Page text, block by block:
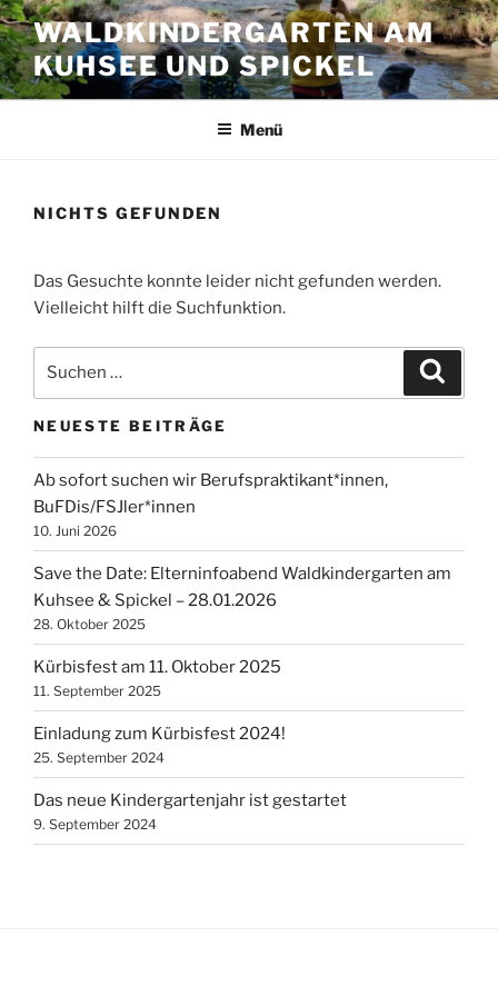
Zum
Inhalt
springen
WALDKINDERGARTEN AM
KUHSEE UND SPICKEL
Menü
NICHTS GEFUNDEN
Das Gesuchte konnte leider nicht gefunden werden.
Vielleicht hilft die Suchfunktion.
nach:
NEUESTE BEITRÄGE
Ab sofort suchen wir Berufspraktikant*innen,
BuFDis/FSJler*innen
10. Juni 2026
Save the Date: Elterninfoabend Waldkindergarten am
Kuhsee & Spickel – 28.01.2026
28. Oktober 2025
Kürbisfest am 11. Oktober 2025
11. September 2025
Einladung zum Kürbisfest 2024!
25. September 2024
Das neue Kindergartenjahr ist gestartet
9. September 2024